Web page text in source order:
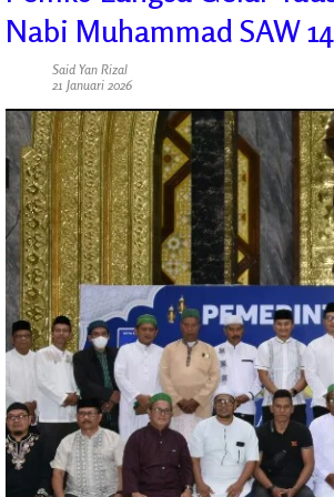
Nabi Muhammad SAW
Said Yan Rizal
21 Januari 2026